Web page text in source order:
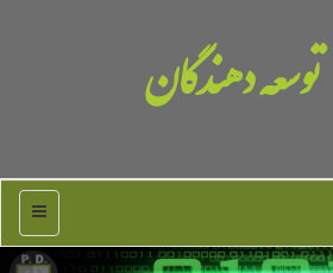
توسعه دهندگان
منو